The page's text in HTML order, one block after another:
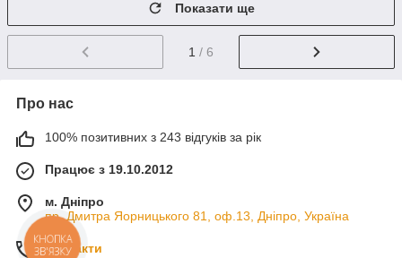
Показати ще
1 / 6
Про нас
100% позитивних з 243 відгуків за рік
Працює з 19.10.2012
м. Дніпро
пр. Дмитра Яорницького 81, оф.13, Дніпро, Україна
Контакти
КНОПКА
ЗВ'ЯЗКУ